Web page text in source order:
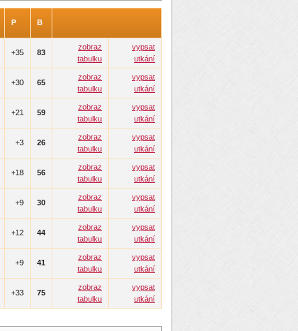
P B
+35 83
zobraz
tabulku
vypsat
utkání
+30 65
zobraz
tabulku
vypsat
utkání
+21 59
zobraz
tabulku
vypsat
utkání
+3 26
zobraz
tabulku
vypsat
utkání
+18 56
zobraz
tabulku
vypsat
utkání
+9 30
zobraz
tabulku
vypsat
utkání
+12 44
zobraz
tabulku
vypsat
utkání
+9 41
zobraz
tabulku
vypsat
utkání
+33 75
zobraz
tabulku
vypsat
utkání